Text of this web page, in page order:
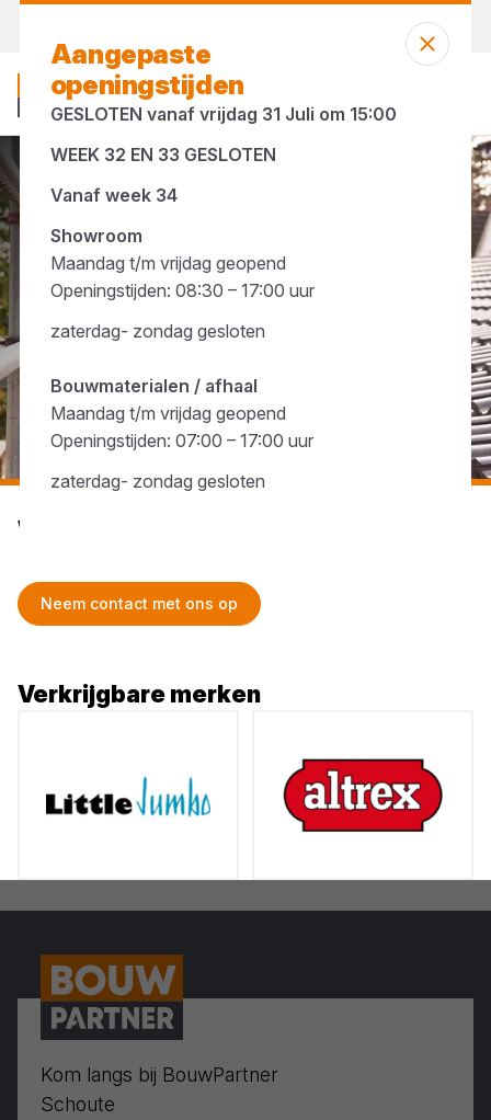
Werkbordessen
Neem contact met ons op
Verkrijgbare merken
Aangepaste
openingstijden
GESLOTEN vanaf vrijdag 31 Juli om 15:00
WEEK 32 EN 33 GESLOTEN
Vanaf week 34
Showroom
Maandag t/m vrijdag geopend
Openingstijden: 08:30 – 17:00 uur
zaterdag- zondag gesloten
Bouwmaterialen / afhaal
Maandag t/m vrijdag geopend
Openingstijden: 07:00 – 17:00 uur
zaterdag- zondag gesloten
Kom langs bij BouwPartner
Schoute